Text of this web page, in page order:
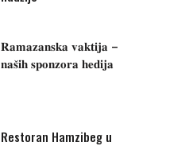
𝐑𝐚𝐦𝐚𝐳𝐚𝐧𝐬𝐤𝐚 𝐯𝐚𝐤𝐭𝐢𝐣𝐚 –
𝐧𝐚𝐬̌𝐢𝐡 𝐬𝐩𝐨𝐧𝐳𝐨𝐫𝐚 𝐡𝐞𝐝𝐢𝐣𝐚
Restoran Hamzibeg u